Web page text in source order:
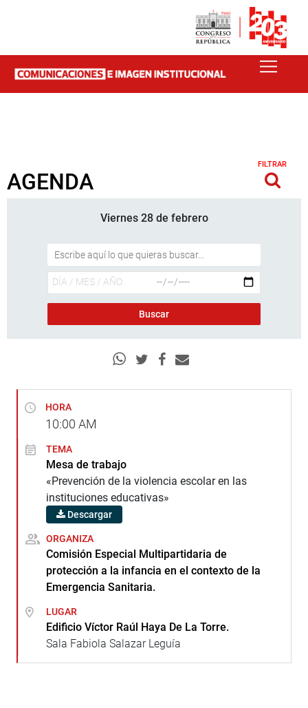
AGENDA
FILTRAR
Viernes 28 de febrero
HORA
10:00 AM
TEMA
Mesa de trabajo
«Prevención de la violencia escolar en las
instituciones educativas»
Descargar
ORGANIZA
Comisión Especial Multipartidaria de
protección a la infancia en el contexto de la
Emergencia Sanitaria.
LUGAR
Edificio Víctor Raúl Haya De La Torre.
Sala Fabiola Salazar Leguía